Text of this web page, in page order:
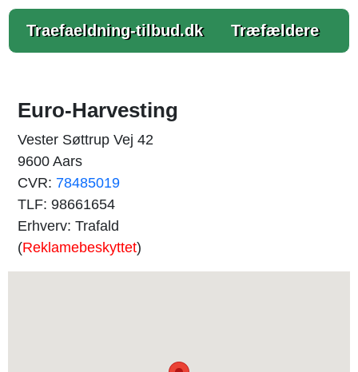
Traefaeldning-tilbud.dk Træfældere
Euro-Harvesting
Vester Søttrup Vej 42
9600 Aars
CVR: 78485019
TLF: 98661654
Erhverv: Trafald
(Reklamebeskyttet)